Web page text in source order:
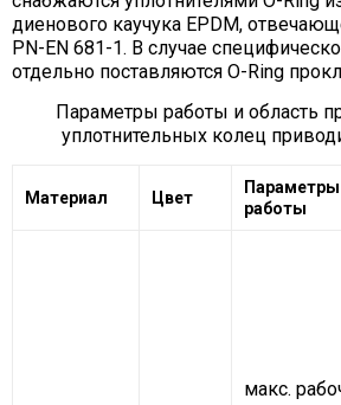
диенового каучука EPDM,
PN-EN 681-1. В случае
отдельно поставляются O-Ring
Параметры работы и область
уплотнительных колец
Материал Цвет
Параметры
работы
макс.